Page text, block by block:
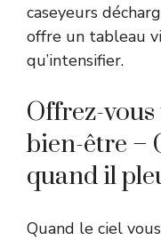
caseyeurs
offre un tableau
qu’intensifier.
Offrez-
bien-être –
quand il
Quand le ciel